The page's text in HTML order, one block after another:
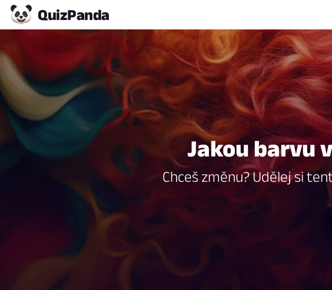
QuizPanda
Jakou barvu
Chceš změnu? Udělej si